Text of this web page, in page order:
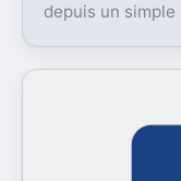
depuis un